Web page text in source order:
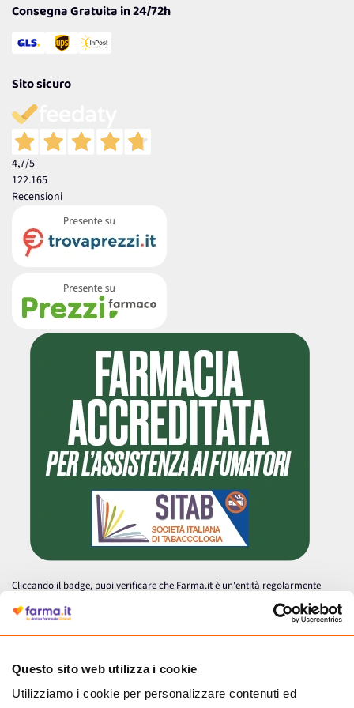
Questo sito web utilizza i cookie
Utilizziamo i cookie per personalizzare contenuti ed
Consegna Gratuita in 24/72h
Sito sicuro
4,7/5
122.165
Recensioni
Cliccando il badge, puoi verificare che Farma.it è un'entità regolarmente
autorizzata dal Ministero della Salute a effettuare la vendita online di
medicinali.